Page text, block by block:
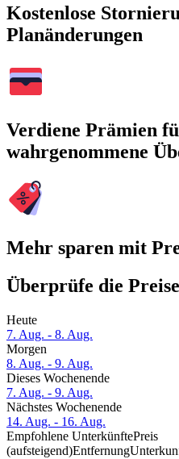
Kostenlose
Planänderungen
Verdiene Prämien
wahrgenommene
Mehr sparen mit
Überprüfe die
Heute
7. Aug. - 8. Aug.
Morgen
8. Aug. - 9. Aug.
Dieses Wochenende
7. Aug. - 9. Aug.
Nächstes Wochenende
14. Aug. - 16. Aug.
Empfohlene UnterkünftePreis
(aufsteigend)Entfernung